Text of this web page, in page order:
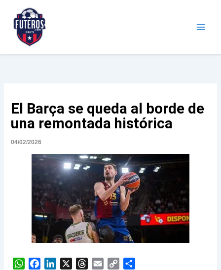
contenido
El Barça se queda al borde de
una remontada histórica
04/02/2026
W
C